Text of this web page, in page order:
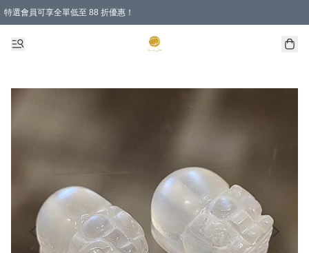
特選會員可享全單低至 88 折優惠！